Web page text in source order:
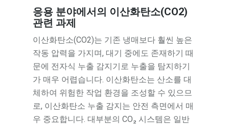
응용 분야에서의 이산화탄소(CO2)
관련 과제
이산화탄소(CO2)는 기존 냉매보다 훨씬 높은
작동 압력을 가지며, 대기 중에도 존재하기 때
문에 전자식 누출 감지기로 누출을 탐지하기
가 매우 어렵습니다. 이산화탄소는 산소를 대
체하여 위험한 작업 환경을 조성할 수 있으므
로, 이산화탄소 누출 감지는 안전 측면에서 매
우 중요합니다. 대부분의 CO₂ 시스템은 일반